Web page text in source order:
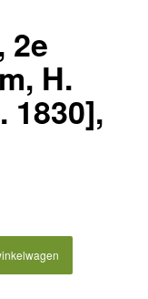
2e
H.
1830],